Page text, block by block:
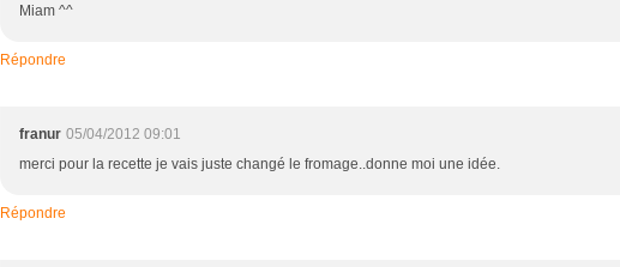
Miam ^^
Répondre
franur 05/04/2012 09:01
merci pour la recette je vais juste changé le fromage..donne moi une idée.
Répondre